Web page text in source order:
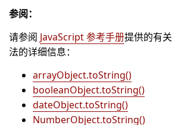
参阅：
请参阅 JavaScript 参考手册提供的有关
法的详细信息：
arrayObject.toString()
booleanObject.toString()
dateObject.toString()
NumberObject.toString()